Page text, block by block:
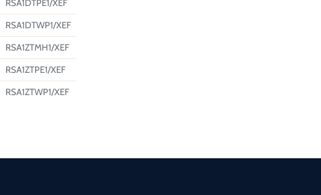
RSA1DTPE1/XEF
RSA1DTWP1/XEF
RSA1ZTMH1/XEF
RSA1ZTPE1/XEF
RSA1ZTWP1/XEF